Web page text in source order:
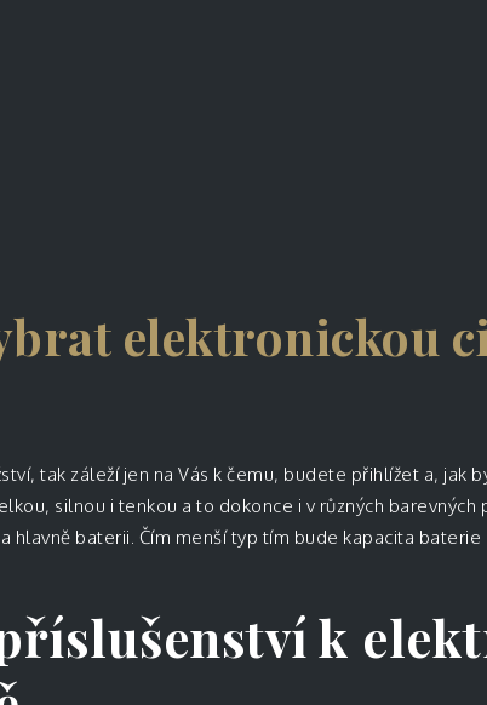
elektronickou
tak záleží jen na Vás k čemu, budete přihlížet a, jak
silnou i tenkou a to dokonce i v různých
hlavně baterii. Čím menší typ tím bude kapacita
k